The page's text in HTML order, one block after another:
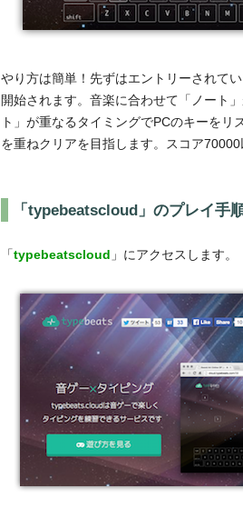
やり方は簡単！先ずはエントリーされて
開始されます。音楽に合わせて「ノート
ト」が重なるタイミングでPCのキーを
を重ねクリアを目指します。スコア70000
「typebeatscloud」のプレイ手
「typebeatscloud 」にアクセスします。